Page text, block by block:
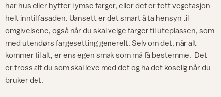
har hus eller hytter i ymse farger, eller det er tett vegetasjon
helt inntil fasaden. Uansett er det smart å ta hensyn til
omgivelsene, også når du skal velge farger til uteplassen, som
med utendørs fargesetting generelt. Selv om det, når alt
kommer til alt, er ens egen smak som må få bestemme. Det
er tross alt du som skal leve med det og ha det koselig når du
bruker det.